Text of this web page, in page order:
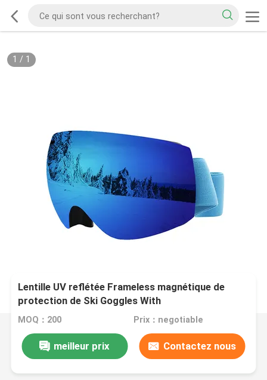
1 / 1
Lentille UV reflétée Frameless magnétique de
protection de Ski Goggles With
MOQ：200 Prix：negotiable
meilleur prix Contactez nous